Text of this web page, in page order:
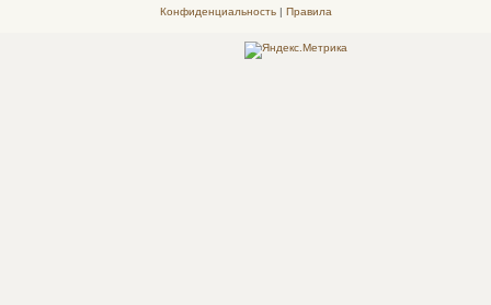
Конфиденциальность| Правила